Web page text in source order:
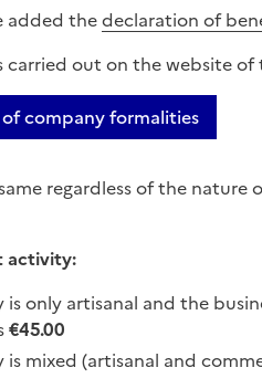
added thedeclaration of
carried out on the website of
company formalities
regardless of the
activity:
only artisanal and the
€45.00
mixed (artisanal and